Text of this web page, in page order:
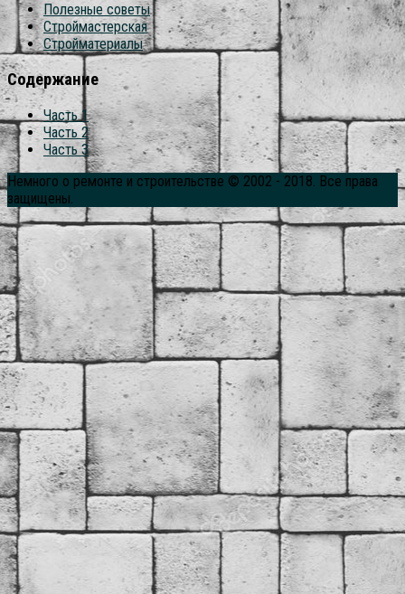
Полезные советы
Строймастерская
Стройматериалы
Содержание
Часть 1
Часть 2
Часть 3
Немного о ремонте и строительстве © 2002 - 2018. Все права
защищены.